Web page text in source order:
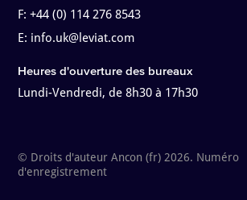
F:+44 (0) 114 276 8543
E: info.uk@leviat.com
Heures d'ouverture des bureaux
Lundi-Vendredi, de 8h30 à 17h30
© Droits d'auteur Ancon (fr) 2026. Numéro
d'enregistrement